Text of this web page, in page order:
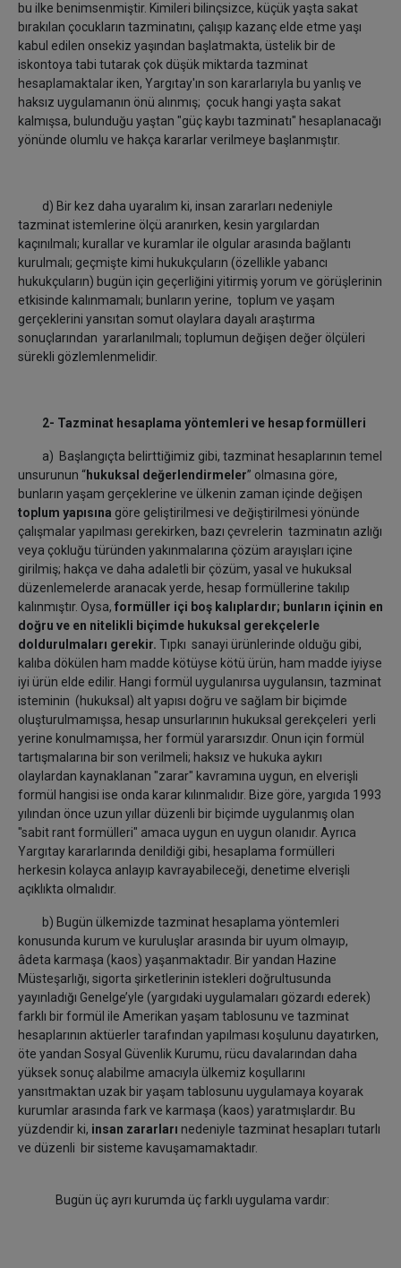
bu ilke benimsenmiştir. Kimileri bilinçsizce, küçük yaşta sakat
bırakılan çocukların tazminatını, çalışıp kazanç elde etme yaşı
kabul edilen onsekiz yaşından başlatmakta, üstelik bir de
iskontoya tabi tutarak çok düşük miktarda tazminat
hesaplamaktalar iken, Yargıtay'ın son kararlarıyla bu yanlış ve
haksız uygulamanın önü alınmış; çocuk hangi yaşta sakat
kalmışsa, bulunduğu yaştan "güç kaybı tazminatı" hesaplanacağı
yönünde olumlu ve hakça kararlar verilmeye başlanmıştır.
d) Bir kez daha uyaralım ki, insan zararları nedeniyle
tazminat istemlerine ölçü aranırken, kesin yargılardan
kaçınılmalı; kurallar ve kuramlar ile olgular arasında bağlantı
kurulmalı; geçmişte kimi hukukçuların (özellikle yabancı
hukukçuların) bugün için geçerliğini yitirmiş yorum ve görüşlerinin
etkisinde kalınmamalı; bunların yerine, toplum ve yaşam
gerçeklerini yansıtan somut olaylara dayalı araştırma
sonuçlarından yararlanılmalı; toplumun değişen değer ölçüleri
sürekli gözlemlenmelidir.
2- Tazminat hesaplama yöntemleri ve hesap formülleri
a) Başlangıçta belirttiğimiz gibi, tazminat hesaplarının temel
unsurunun “hukuksal değerlendirmeler” olmasına göre,
bunların yaşam gerçeklerine ve ülkenin zaman içinde değişen
toplum yapısına göre geliştirilmesi ve değiştirilmesi yönünde
çalışmalar yapılması gerekirken, bazı çevrelerin tazminatın azlığı
veya çokluğu türünden yakınmalarına çözüm arayışları içine
girilmiş; hakça ve daha adaletli bir çözüm, yasal ve hukuksal
düzenlemelerde aranacak yerde, hesap formüllerine takılıp
kalınmıştır. Oysa, formüller içi boş kalıplardır; bunların içinin en
doğru ve en nitelikli biçimde hukuksal gerekçelerle
doldurulmaları gerekir. Tıpkı sanayi ürünlerinde olduğu gibi,
kalıba dökülen ham madde kötüyse kötü ürün, ham madde iyiyse
iyi ürün elde edilir. Hangi formül uygulanırsa uygulansın, tazminat
isteminin (hukuksal) alt yapısı doğru ve sağlam bir biçimde
oluşturulmamışsa, hesap unsurlarının hukuksal gerekçeleri yerli
yerine konulmamışsa, her formül yararsızdır. Onun için formül
tartışmalarına bir son verilmeli; haksız ve hukuka aykırı
olaylardan kaynaklanan "zarar" kavramına uygun, en elverişli
formül hangisi ise onda karar kılınmalıdır. Bize göre, yargıda 1993
yılından önce uzun yıllar düzenli bir biçimde uygulanmış olan
"sabit rant formülleri" amaca uygun en uygun olanıdır. Ayrıca
Yargıtay kararlarında denildiği gibi, hesaplama formülleri
herkesin kolayca anlayıp kavrayabileceği, denetime elverişli
açıklıkta olmalıdır.
b) Bugün ülkemizde tazminat hesaplama yöntemleri
konusunda kurum ve kuruluşlar arasında bir uyum olmayıp,
âdeta karmaşa (kaos) yaşanmaktadır. Bir yandan Hazine
Müsteşarlığı, sigorta şirketlerinin istekleri doğrultusunda
yayınladığı Genelge’yle (yargıdaki uygulamaları gözardı ederek)
farklı bir formül ile Amerikan yaşam tablosunu ve tazminat
hesaplarının aktüerler tarafından yapılması koşulunu dayatırken,
öte yandan Sosyal Güvenlik Kurumu, rücu davalarından daha
yüksek sonuç alabilme amacıyla ülkemiz koşullarını
yansıtmaktan uzak bir yaşam tablosunu uygulamaya koyarak
kurumlar arasında fark ve karmaşa (kaos) yaratmışlardır. Bu
yüzdendir ki, insan zararları nedeniyle tazminat hesapları tutarlı
ve düzenli bir sisteme kavuşamamaktadır.
Bugün üç ayrı kurumda üç farklı uygulama vardır: